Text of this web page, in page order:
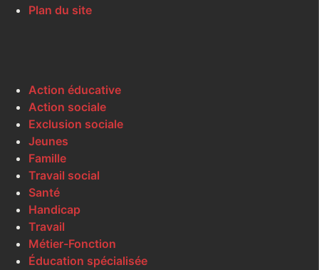
Plan du site
Action éducative
Action sociale
Exclusion sociale
Jeunes
Famille
Travail social
Santé
Handicap
Travail
Métier-Fonction
Éducation spécialisée